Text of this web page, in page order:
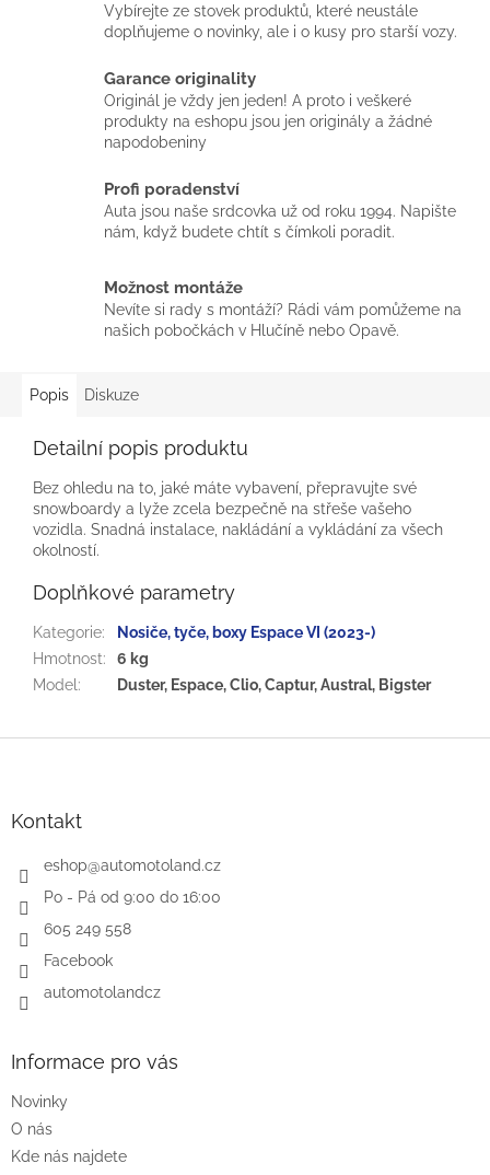
Vybírejte ze stovek produktů, které neustále
doplňujeme o novinky, ale i o kusy pro starší vozy.
Garance originality
Originál je vždy jen jeden! A proto i veškeré
produkty na eshopu jsou jen originály a žádné
napodobeniny
Profi poradenství
Auta jsou naše srdcovka už od roku 1994. Napište
nám, když budete chtít s čímkoli poradit.
Možnost montáže
Nevíte si rady s montáží? Rádi vám pomůžeme na
našich pobočkách v Hlučíně nebo Opavě.
Popis Diskuze
Detailní popis produktu
Bez ohledu na to, jaké máte vybavení, přepravujte své
snowboardy a lyže zcela bezpečně na střeše vašeho
vozidla. Snadná instalace, nakládání a vykládání za všech
okolností.
Doplňkové parametry
Kategorie:
Nosiče, tyče, boxy Espace VI (2023-)
Hmotnost:
6 kg
Model : Duster, Espace, Clio, Captur, Austral, Bigster
Kontakt
eshop@automotoland.cz
Po - Pá od 9:00 do 16:00
605 249 558
Facebook
automotolandcz
Informace pro vás
Novinky
O nás
Kde nás najdete